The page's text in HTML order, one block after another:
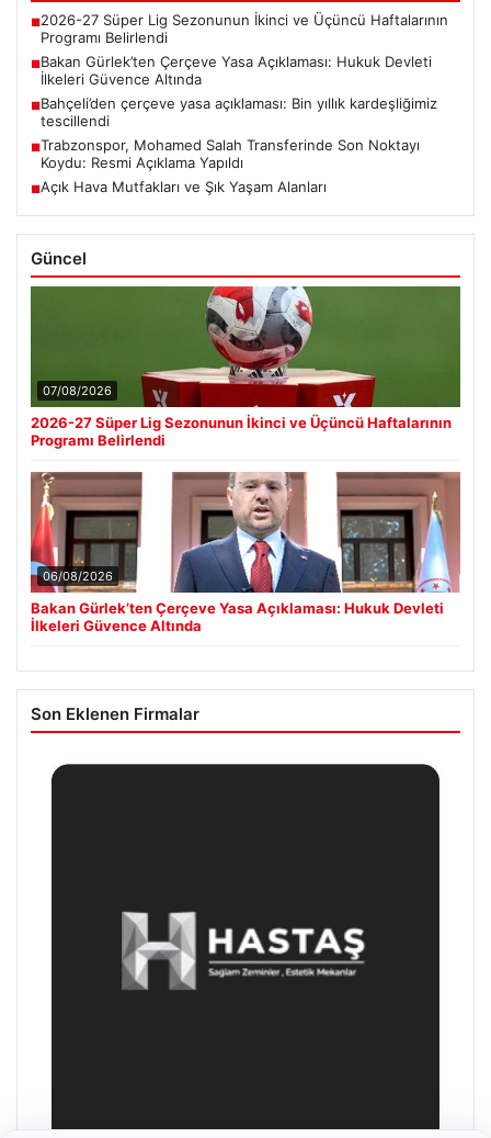
■2026-27 Süper Lig Sezonunun İkinci ve Üçüncü Haftalarının
Programı Belirlendi
■Bakan Gürlek’ten Çerçeve Yasa Açıklaması: Hukuk Devleti
İlkeleri Güvence Altında
■Bahçeli’den çerçeve yasa açıklaması: Bin yıllık kardeşliğimiz
tescillendi
■Trabzonspor, Mohamed Salah Transferinde Son Noktayı
Koydu: Resmi Açıklama Yapıldı
■Açık Hava Mutfakları ve Şık Yaşam Alanları
Güncel
07/08/2026
2026-27 Süper Lig Sezonunun İkinci ve Üçüncü Haftalarının
Programı Belirlendi
06/08/2026
Bakan Gürlek’ten Çerçeve Yasa Açıklaması: Hukuk Devleti
İlkeleri Güvence Altında
Son Eklenen Firmalar